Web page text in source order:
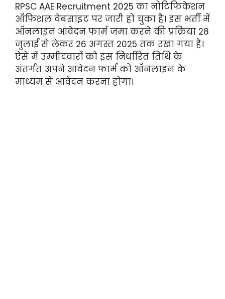
RPSC AAE Recruitment 2025 का नोटिफिकेशन
ऑफिशल वेबसाइट पर जारी हो चुका है। इस भर्ती में
ऑनलाइन आवेदन फार्म जमा करने की प्रक्रिया 28
जुलाई से लेकर 26 अगस्त 2025 तक रखा गया है।
ऐसे में उम्मीदवारों को इस निर्धारित तिथि के
अंतर्गत अपने आवेदन फार्म को ऑनलाइन के
माध्यम से आवेदन करना होगा।